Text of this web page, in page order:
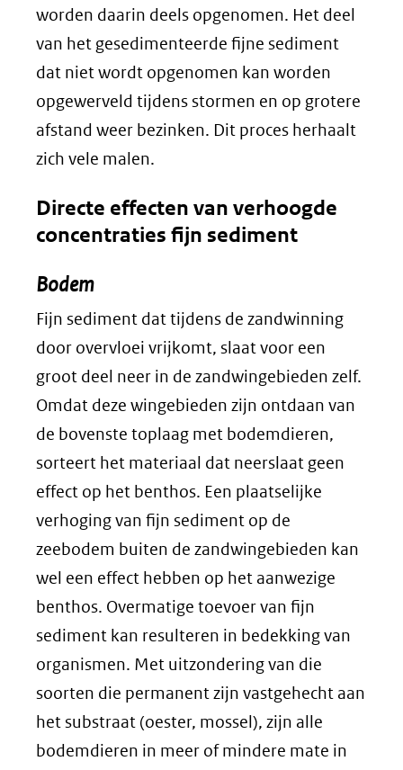
worden daarin deels opgenomen. Het deel
van het gesedimenteerde fijne sediment
dat niet wordt opgenomen kan worden
opgewerveld tijdens stormen en op grotere
afstand weer bezinken. Dit proces herhaalt
zich vele malen.
Directe effecten van verhoogde
concentraties fijn sediment
Bodem
Fijn sediment dat tijdens de zandwinning
door overvloei vrijkomt, slaat voor een
groot deel neer in de zandwingebieden zelf.
Omdat deze wingebieden zijn ontdaan van
de bovenste toplaag met bodemdieren,
sorteert het materiaal dat neerslaat geen
effect op het benthos. Een plaatselijke
verhoging van fijn sediment op de
zeebodem buiten de zandwingebieden kan
wel een effect hebben op het aanwezige
benthos. Overmatige toevoer van fijn
sediment kan resulteren in bedekking van
organismen. Met uitzondering van die
soorten die permanent zijn vastgehecht aan
het substraat (oester, mossel), zijn alle
bodemdieren in meer of mindere mate in